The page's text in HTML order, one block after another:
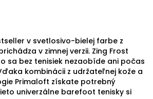
v svetlosivo-bielej farbe z
v zimnej verzii. Zing Frost
sa bez tenisiek nezaobíde ani počas
kombinácii z udržateľnej kože a
Primaloft získate potrebný
univerzálne barefoot tenisky si